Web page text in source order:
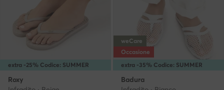
extra -25% Codice: SUMMER
Roxy
extra -35% Codice: SUMMER
weCare
Occasione
Badura